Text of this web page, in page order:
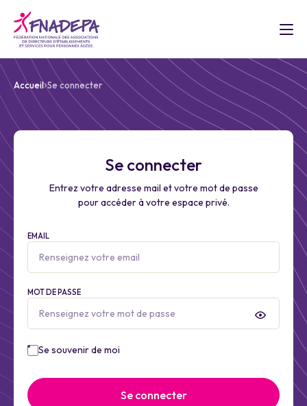
Accueil Se connecter
Se connecter
Entrez votre adresse mail et votre mot de passe
pour accéder à votre espace privé.
EMAIL
MOT DE PASSE
Se souvenir de moi
Se connecter